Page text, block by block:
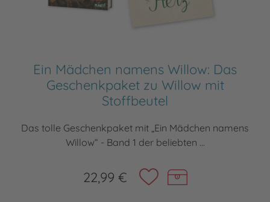
Ein Mädchen namens Willow: Das
Geschenkpaket zu Willow mit
Stoffbeutel
Das tolle Geschenkpaket mit „Ein Mädchen namens
Willow“ - Band 1 der beliebten ...
22,99 €